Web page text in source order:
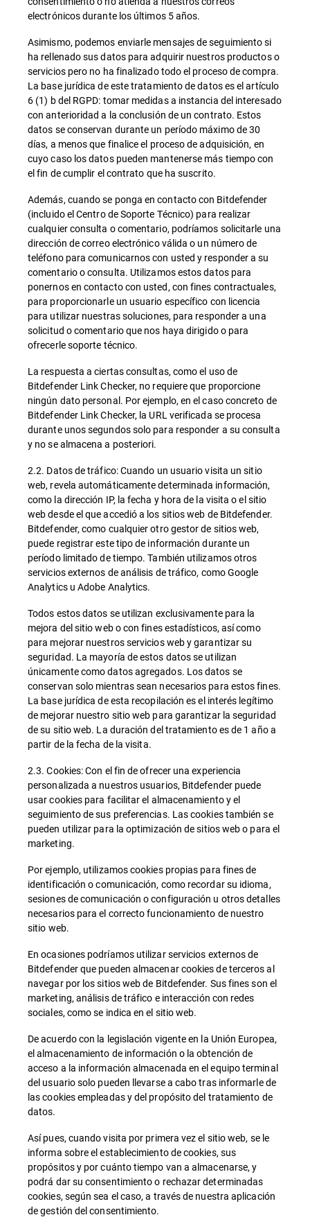
electrónicos durante los últimos 5 años.
Asimismo, podemos enviarle mensajes de seguimiento si
ha rellenado sus datos para adquirir nuestros productos o
servicios pero no ha finalizado todo el proceso de compra.
La base jurídica de este tratamiento de datos es el artículo
6 (1) b del RGPD: tomar medidas a instancia del interesado
con anterioridad a la conclusión de un contrato. Estos
datos se conservan durante un período máximo de 30
días, a menos que finalice el proceso de adquisición, en
cuyo caso los datos pueden mantenerse más tiempo con
el fin de cumplir el contrato que ha suscrito.
Además, cuando se ponga en contacto con Bitdefender
(incluido el Centro de Soporte Técnico) para realizar
cualquier consulta o comentario, podríamos solicitarle una
dirección de correo electrónico válida o un número de
teléfono para comunicarnos con usted y responder a su
comentario o consulta. Utilizamos estos datos para
ponernos en contacto con usted, con fines contractuales,
para proporcionarle un usuario específico con licencia
para utilizar nuestras soluciones, para responder a una
solicitud o comentario que nos haya dirigido o para
ofrecerle soporte técnico.
La respuesta a ciertas consultas, como el uso de
Bitdefender Link Checker, no requiere que proporcione
ningún dato personal. Por ejemplo, en el caso concreto de
Bitdefender Link Checker, la URL verificada se procesa
durante unos segundos solo para responder a su consulta
y no se almacena a posteriori.
2.2. Datos de tráfico: Cuando un usuario visita un sitio
web, revela automáticamente determinada información,
como la dirección IP, la fecha y hora de la visita o el sitio
web desde el que accedió a los sitios web de Bitdefender.
Bitdefender, como cualquier otro gestor de sitios web,
puede registrar este tipo de información durante un
período limitado de tiempo. También utilizamos otros
servicios externos de análisis de tráfico, como Google
Analytics u Adobe Analytics.
Todos estos datos se utilizan exclusivamente para la
mejora del sitio web o con fines estadísticos, así como
para mejorar nuestros servicios web y garantizar su
seguridad. La mayoría de estos datos se utilizan
únicamente como datos agregados. Los datos se
conservan solo mientras sean necesarios para estos fines.
La base jurídica de esta recopilación es el interés legítimo
de mejorar nuestro sitio web para garantizar la seguridad
de su sitio web. La duración del tratamiento es de 1 año a
partir de la fecha de la visita.
2.3. Cookies: Con el fin de ofrecer una experiencia
personalizada a nuestros usuarios, Bitdefender puede
usar cookies para facilitar el almacenamiento y el
seguimiento de sus preferencias. Las cookies también se
pueden utilizar para la optimización de sitios web o para el
marketing.
Por ejemplo, utilizamos cookies propias para fines de
identificación o comunicación, como recordar su idioma,
sesiones de comunicación o configuración u otros detalles
necesarios para el correcto funcionamiento de nuestro
sitio web.
En ocasiones podríamos utilizar servicios externos de
Bitdefender que pueden almacenar cookies de terceros al
navegar por los sitios web de Bitdefender. Sus fines son el
marketing, análisis de tráfico e interacción con redes
sociales, como se indica en el sitio web.
De acuerdo con la legislación vigente en la Unión Europea,
el almacenamiento de información o la obtención de
acceso a la información almacenada en el equipo terminal
del usuario solo pueden llevarse a cabo tras informarle de
las cookies empleadas y del propósito del tratamiento de
datos.
Así pues, cuando visita por primera vez el sitio web, se le
informa sobre el establecimiento de cookies, sus
propósitos y por cuánto tiempo van a almacenarse, y
podrá dar su consentimiento o rechazar determinadas
cookies, según sea el caso, a través de nuestra aplicación
de gestión del consentimiento.